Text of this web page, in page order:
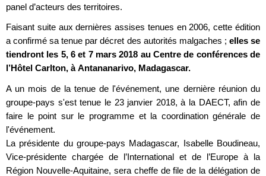
panel d’acteurs des territoires.
Faisant suite aux dernières assises tenues en 2006, cette édition
a confirmé sa tenue par décret des autorités malgaches ; elles se
tiendront les 5, 6 et 7 mars 2018 au Centre de conférences de
l’Hôtel Carlton, à Antananarivo, Madagascar.
A un mois de la tenue de l'événement, une dernière réunion du
groupe-pays s'est tenue le 23 janvier 2018, à la DAECT, afin de
faire le point sur le programme et la coordination générale de
l'événement.
La présidente du groupe-pays Madagascar, Isabelle Boudineau,
Vice-présidente chargée de l’International et de l’Europe à la
Région Nouvelle-Aquitaine, sera cheffe de file de la délégation de